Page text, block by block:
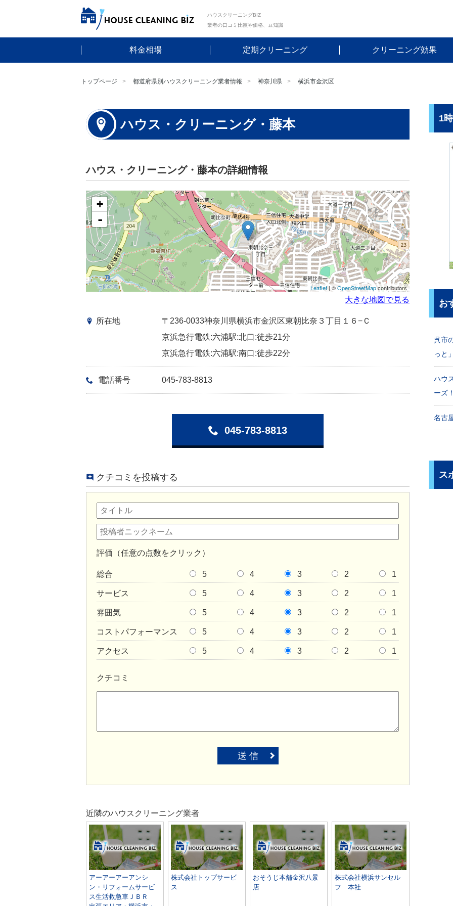
ハウスクリーニングBIZ
業者の口コミ比較や価格、豆知識
料金相場 定期クリーニング クリーニング効果
トップページ 都道府県別ハウスクリーニング業者情報 神奈川県 横浜市金沢区
ハウス・クリーニング・藤本
ハウス・クリーニング・藤本の詳細情報
+
-
Leaflet| ©OpenStreetMapcontributors
大きな地図で見る
所在地
〒236-0033神奈川県横浜市金沢区東朝比奈３丁目１６−Ｃ
京浜急行電鉄:六浦駅:北口:徒歩21分
京浜急行電鉄:六浦駅:南口:徒歩22分
電話番号 045-783-8813
045-783-8813
クチコミを投稿する
評価（任意の点数をクリック）
総合 5 4 3 2 1
サービス 5 4 3 2 1
雰囲気 5 4 3 2 1
コストパフォーマンス 5 4 3 2 1
アクセス 5 4 3 2 1
クチコミ
送 信
近隣のハウスクリーニング業者
アーアーアーアンシ
ン・リフォームサービ
ス生活救急車ＪＢＲ
株式会社トップサービ
ス
おそうじ本舗金沢八景
店
株式会社横浜サンセル
フ 本社
1
お
呉市
っと」
ハウ
ーズ！
名古
ス